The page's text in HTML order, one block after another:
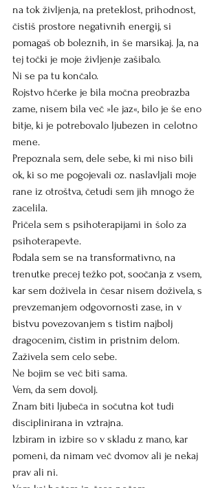
na tok življenja, na preteklost, prihodnost,
čistiš prostore negativnih energij, si
pomagaš ob boleznih, in še marsikaj. Ja, na
tej točki je moje življenje zašibalo.
Ni se pa tu končalo.
Rojstvo hčerke je bila močna preobrazba
zame, nisem bila več »le jaz«, bilo je še eno
bitje, ki je potrebovalo ljubezen in celotno
mene.
Prepoznala sem, dele sebe, ki mi niso bili
ok, ki so me pogojevali oz. naslavljali moje
rane iz otroštva, četudi sem jih mnogo že
zacelila.
Pričela sem s psihoterapijami in šolo za
psihoterapevte.
Podala sem se na transformativno, na
trenutke precej težko pot, soočanja z vsem,
kar sem doživela in česar nisem doživela, s
prevzemanjem odgovornosti zase, in v
bistvu povezovanjem s tistim najbolj
dragocenim, čistim in pristnim delom.
Zaživela sem celo sebe.
Ne bojim se več biti sama.
Vem, da sem dovolj.
Znam biti ljubeča in sočutna kot tudi
disciplinirana in vztrajna.
Izbiram in izbire so v skladu z mano, kar
pomeni, da nimam več dvomov ali je nekaj
prav ali ni.